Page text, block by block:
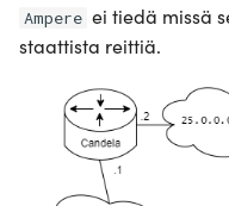
Ampere ei tiedä missä
staattista reittiä.